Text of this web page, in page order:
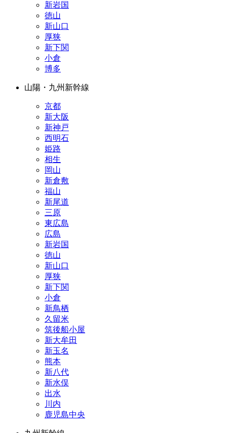
新岩国
徳山
新山口
厚狭
新下関
小倉
博多
山陽・九州新幹線
京都
新大阪
新神戸
西明石
姫路
相生
岡山
新倉敷
福山
新尾道
三原
東広島
広島
新岩国
徳山
新山口
厚狭
新下関
小倉
新鳥栖
久留米
筑後船小屋
新大牟田
新玉名
熊本
新八代
新水俣
出水
川内
鹿児島中央